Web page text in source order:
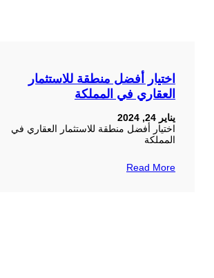
اختيار أفضل منطقة للاستثمار
العقاري في المملكة
يناير 24, 2024
اختيار أفضل منطقة للاستثمار العقاري في
المملكة
Read More